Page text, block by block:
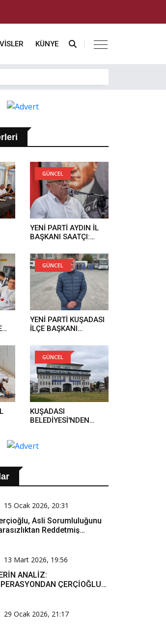
KÜNYE
GÜNCEL
YENİ PARTİ AYDIN İL
BAŞKANI SAATÇI:
EĞMEYECEĞİZ'..
GÜNCEL
YENİ PARTİ KUŞADASI
İLÇE BAŞKANI
OPERASYON
AÇIKLAMASI..
GÜNCEL
KUŞADASI
BELEDİYESİ'NDEN
BİR SÜREÇ TEMENNİ
15 Ocak 2026, 20:31
Asli Sorumluluğunu
Reddetmiş…
13 Mart 2026, 19:56
ANALİZ:
ÇERÇİOĞLU
29 Ocak 2026, 21:17